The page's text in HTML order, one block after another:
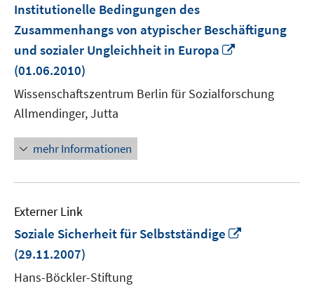
Institutionelle Bedingungen des
Zusammenhangs von atypischer Beschäftigung
und sozialer Ungleichheit in Europa
öffnen
(01.06.2010)
Wissenschaftszentrum Berlin für Sozialforschung
Allmendinger, Jutta
mehr Informationen
Externer Link
Soziale Sicherheit für Selbstständige
(29.11.2007)
Hans-Böckler-Stiftung